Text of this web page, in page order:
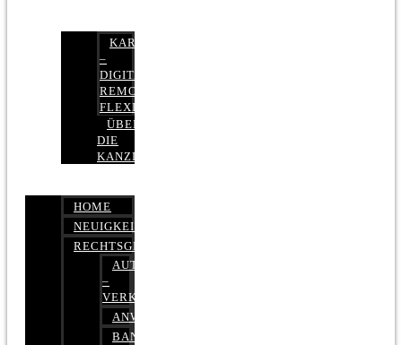
KARRIERE
–
DIGITAL,
REMOTE,
FLEXIBEL
ÜBER
DIE
KANZLEI
HOME
NEUIGKEITEN
RECHTSGEBIETE
AUTOBETRUG
–
VERKEHRSRECHT
ANWALTSHAFTUNGSRECHT
BANK-